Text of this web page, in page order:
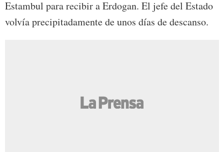
Estambul para recibir a Erdogan. El jefe del Estado
volvía precipitadamente de unos días de descanso.